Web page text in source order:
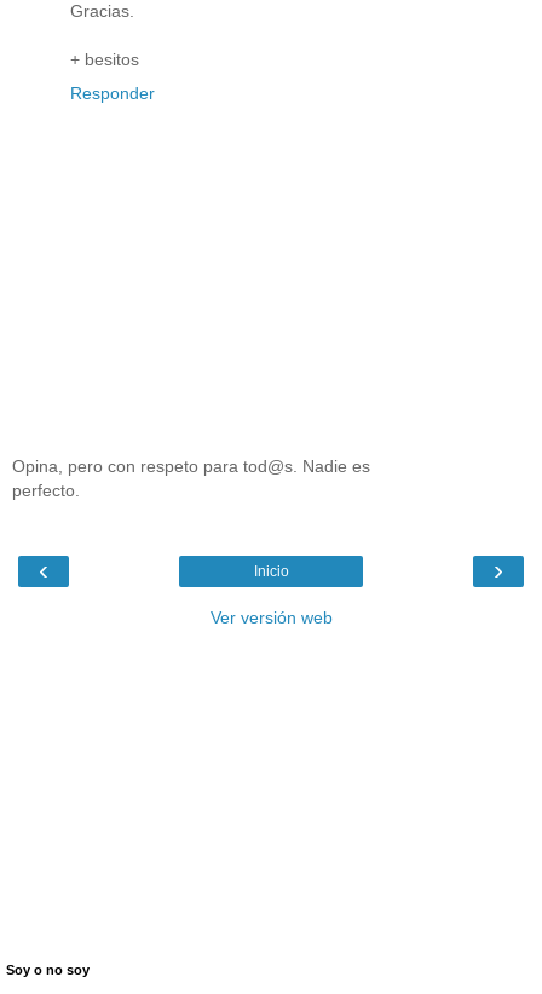
Gracias.
+ besitos
Responder
Opina, pero con respeto para tod@s. Nadie es
perfecto.
‹ ›
Inicio
Ver versión web
Soy o no soy